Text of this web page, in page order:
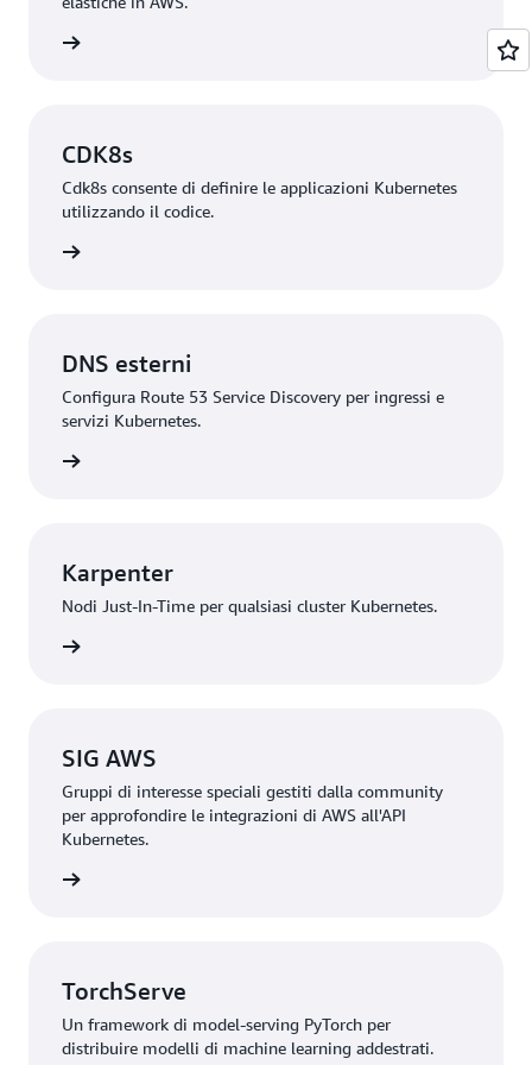
CDK8s
Cdk8s consente di definire le applicazioni Kubernetes
utilizzando il codice.
DNS esterni
Configura Route 53 Service Discovery per ingressi e
servizi Kubernetes.
Karpenter
Nodi Just-In-Time per qualsiasi cluster Kubernetes.
SIG AWS
Gruppi di interesse speciali gestiti dalla community
per approfondire le integrazioni di AWS all'API
Kubernetes.
TorchServe
Un framework di model-serving PyTorch per
distribuire modelli di machine learning addestrati.